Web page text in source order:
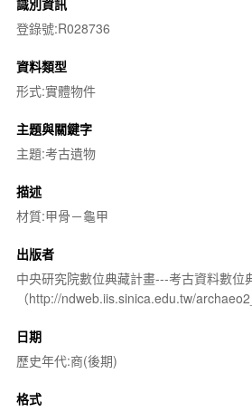
登錄號:R028736
資料類型
形式:實體物件
主題與關鍵字
主題:考古遺物
描述
材質:甲骨－龜甲
出版者
中央研究院數位典藏計畫---考古資料數位
（http://ndweb.iis.sinica.edu.tw/
日期
歷史年代:商(後期)
格式